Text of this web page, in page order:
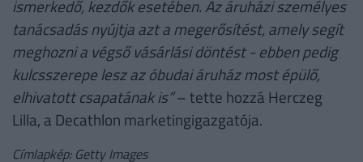
ismerkedő, kezdők esetében. Az áruházi személyes
tanácsadás nyújtja azt a megerősítést, amely segít
meghozni a végső vásárlási döntést - ebben pedig
kulcsszerepe lesz az óbudai áruház most épülő,
elhivatott csapatának is”– tette hozzá Herczeg
Lilla, a Decathlon marketingigazgatója.
Címlapkép: Getty Images